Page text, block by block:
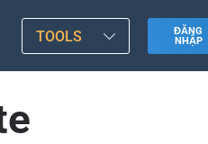
TOOLS
ĐĂNG
NHẬP